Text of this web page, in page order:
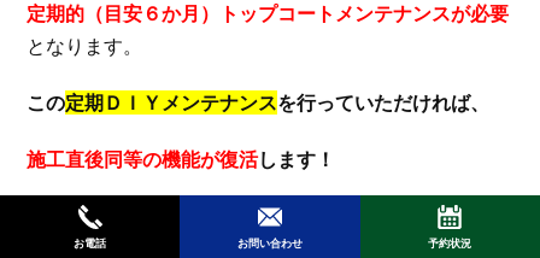
お電話 お問い合わせ 予約状況
定期的（目安６か月）トップコートメンテナンスが必要
となります。
この定期ＤＩＹメンテナンスを行っていただければ、
施工直後同等の機能が復活します！
但し、